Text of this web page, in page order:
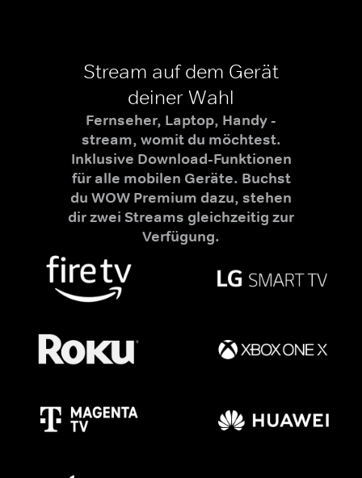
Stream auf dem Gerät
deiner Wahl
Fernseher, Laptop, Handy -
stream, womit du möchtest.
Inklusive Download-Funktionen
für alle mobilen Geräte. Buchst
du WOW Premium dazu, stehen
dir zwei Streams gleichzeitig zur
Verfügung.